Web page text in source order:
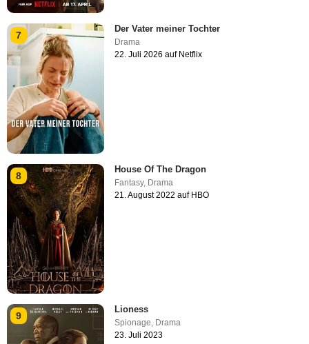
7
Der Vater meiner Tochter
Drama
22. Juli 2026 auf Netflix
8
House Of The Dragon
Fantasy, Drama
21. August 2022 auf HBO
9
Lioness
Spionage, Drama
23. Juli 2023